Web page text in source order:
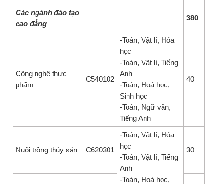
Các ngành đào tạo
cao đẳng
380
Công nghệ thực
phẩm
C540102
-Toán, Vật lí, Hóa
học
-Toán, Vật lí, Tiếng
Anh
-Toán, Hoá học,
Sinh học
-Toán, Ngữ văn,
Tiếng Anh
40
Nuôi trồng thủy sản C620301
-Toán, Vật lí, Hóa
học
-Toán, Vật lí, Tiếng
Anh
-Toán, Hoá học,
30